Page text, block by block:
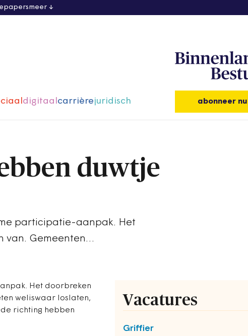
meer
digitaalcarrièrejuridisch abonneer nu
duwtje
participatie-aanpak. Het
van. Gemeenten…
Het doorbreken
weliswaar loslaten,
richting hebben
Vacatures
Griffier